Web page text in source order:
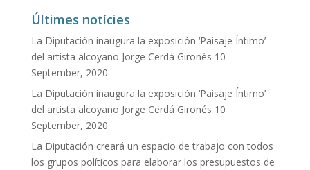
Últimes notícies
La Diputación inaugura la exposición ‘Paisaje Íntimo’
del artista alcoyano Jorge Cerdá Gironés 10
September, 2020
La Diputación inaugura la exposición ‘Paisaje Íntimo’
del artista alcoyano Jorge Cerdá Gironés 10
September, 2020
La Diputación creará un espacio de trabajo con todos
los grupos políticos para elaborar los presupuestos de